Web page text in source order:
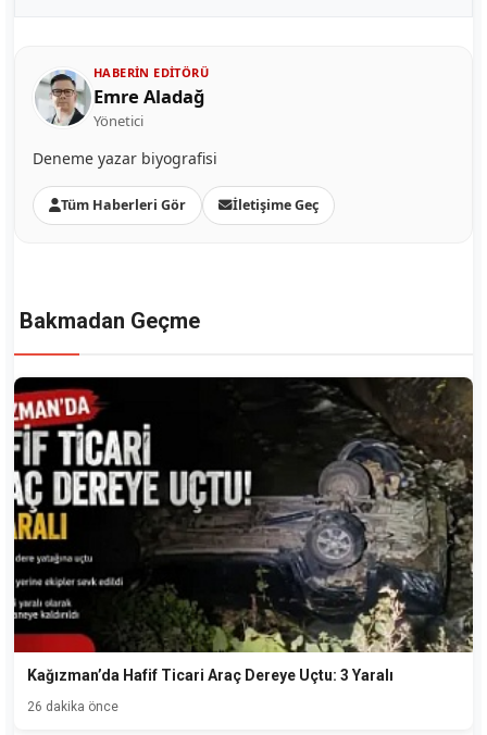
HABERIN EDITÖRÜ
Emre Aladağ
Yönetici
Deneme yazar biyografisi
Tüm Haberleri Gör İletişime Geç
Bakmadan Geçme
Kağızman’da Hafif Ticari Araç Dereye Uçtu: 3 Yaralı
26 dakika önce